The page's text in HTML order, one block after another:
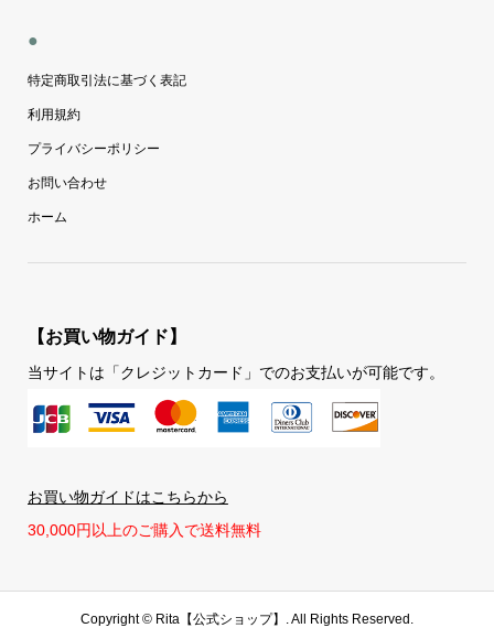
●
特定商取引法に基づく表記
利用規約
プライバシーポリシー
お問い合わせ
ホーム
【お買い物ガイド】
当サイトは「クレジットカード」でのお支払いが可能です。
お買い物ガイドはこちらから
30,000円以上のご購入で送料無料
Copyright © Rita【公式ショップ】. All Rights Reserved.